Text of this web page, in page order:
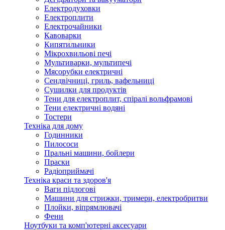
Електродуховки
Електроплити
Електрочайники
Кавоварки
Кипятильники
Мікрохвильові печі
Мультиварки, мультипечі
Мясорубки електричні
Сендвічниці, гриль, вафельниці
Сушилки для продуктів
Тени для електроплит, спіралі вольфрамові
Тени електричні водяні
Тостери
Техніка для дому
Годинники
Пилососи
Пральні машини, бойлери
Праски
Радіоприймачі
Техніка краси та здоров'я
Ваги підлогові
Машини для стрижки, тримери, електробритви
Плойки, віпрямлювачі
Фени
Ноутбуки та комп'ютерні аксесуари